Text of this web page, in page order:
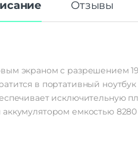
Отзывы
экраном с разрешением
в портативный
исключительную
аккумулятором емкостью